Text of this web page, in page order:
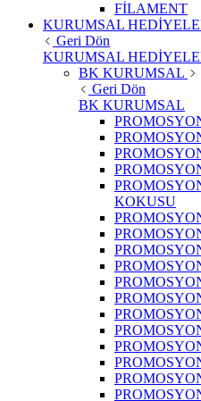
FİLAMENT
KURUMSAL
Geri Dön
KURUMSAL
BK KURUMSAL
Geri Dön
BK KURUMSAL
KOKUSU